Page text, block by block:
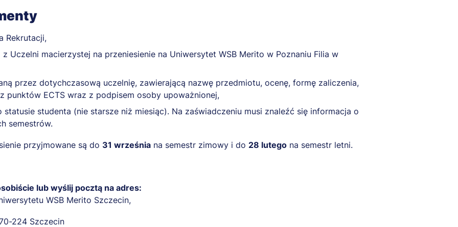
Rekrutacji,
Uczelni macierzystej na przeniesienie na Uniwersytet WSB Merito w Poznaniu Filia w
przez dotychczasową uczelnię, zawierającą nazwę przedmiotu, ocenę, formę zaliczenia,
punktów ECTS wraz z podpisem osoby upoważnionej,
statusie studenta (nie starsze niż miesiąc). Na zaświadczeniu musi znaleźć się informacja o
semestrów.
przyjmowane są do 31 września na semestr zimowy i do 28 lutego na semestr letni.
lub wyślij pocztą na adres:
WSB Merito Szczecin,
224 Szczecin